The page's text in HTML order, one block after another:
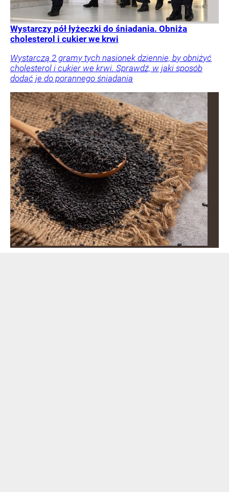
Wystarczy pół łyżeczki do śniadania. Obniża
cholesterol i cukier we krwi
Wystarczą 2 gramy tych nasionek dziennie, by obniżyć
cholesterol i cukier we krwi. Sprawdź, w jaki sposób
dodać je do porannego śniadania